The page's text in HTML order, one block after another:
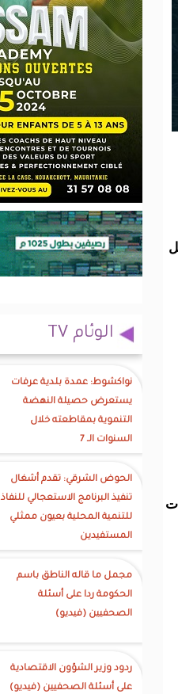
الوئام TV
نواكشوط: عمدة بلدية عرفات
يستعرض حصيلة النهضة
التنموية بمقاطعته خلال
السنوات الـ 7
الحوض الشرقي: تقدم أشغال
تنفيذ البرنامج الاستعجالي للنفاذ
للتنمية المحلية بعيون ممثلي
المستفيدين
مجمل ما قاله الناطق باسم
الحكومة ردا على أسئلة
الصحفيين (فيديو)
ردود وزير الشؤون الاقتصادية
على أسئلة الصحفيين (فيديو)